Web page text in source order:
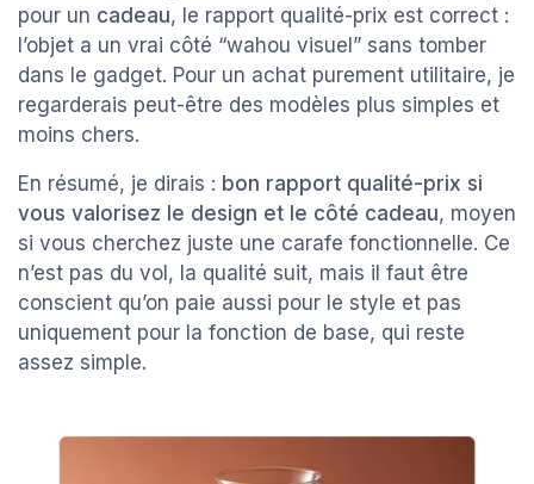
pour un cadeau, le rapport qualité-prix est correct :
l’objet a un vrai côté “wahou visuel” sans tomber
dans le gadget. Pour un achat purement utilitaire, je
regarderais peut-être des modèles plus simples et
moins chers.
En résumé, je dirais : bon rapport qualité-prix si
vous valorisez le design et le côté cadeau, moyen
si vous cherchez juste une carafe fonctionnelle. Ce
n’est pas du vol, la qualité suit, mais il faut être
conscient qu’on paie aussi pour le style et pas
uniquement pour la fonction de base, qui reste
assez simple.